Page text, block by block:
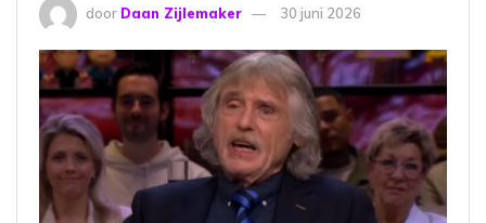
door Daan Zijlemaker 30 juni 2026